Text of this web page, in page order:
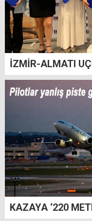
İZMİR-ALMATI
KAZAYA ‘220